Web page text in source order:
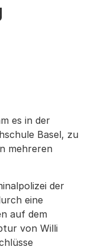
es in der
Basel, zu
mehreren
der
eine
auf dem
von Willi